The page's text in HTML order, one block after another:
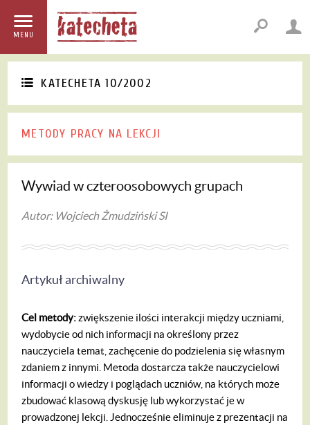
MENU
KATECHETA 10/2002
METODY PRACY NA LEKCJI
Wywiad w czteroosobowych grupach
Autor: Wojciech Żmudziński SI
Artykuł archiwalny
Cel metody:zwiększenie ilości interakcji między uczniami,
wydobycie od nich informacji na określony przez
nauczyciela temat, zachęcenie do podzielenia się własnym
zdaniem z innymi. Metoda dostarcza także nauczycielowi
informacji o wiedzy i poglądach uczniów, na których może
zbudować klasową dyskusję lub wykorzystać je w
prowadzonej lekcji. Jednocześnie eliminuje z prezentacji na